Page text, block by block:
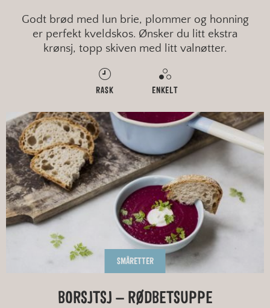
Godt brød med lun brie, plommer og honning
er perfekt kveldskos. Ønsker du litt ekstra
krønsj, topp skiven med litt valnøtter.
RASK ENKELT
SMÅRETTER
BORSJTSJ – RØDBETSUPPE